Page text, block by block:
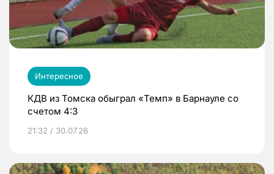
Интересное
КДВ из Томска обыграл «Темп» в Барнауле со
счетом 4:3
21:32 / 30.07.26